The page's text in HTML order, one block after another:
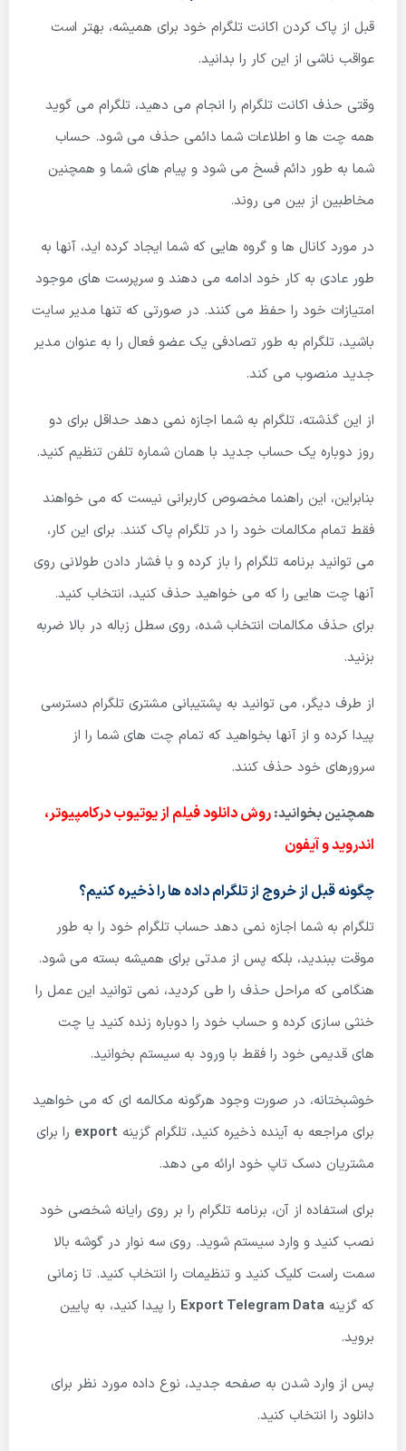
قبل از پاک کردن اکانت تلگرام خود برای همیشه، بهتر است
عواقب ناشی از این کار را بدانید.
وقتی حذف اکانت تلگرام را انجام می دهید، تلگرام می گوید
همه چت ها و اطلاعات شما دائمی حذف می شود. حساب
شما به طور دائم فسخ می شود و پیام های شما و همچنین
مخاطبین از بین می روند.
در مورد کانال ها و گروه هایی که شما ایجاد کرده اید، آنها به
طور عادی به کار خود ادامه می دهند و سرپرست های موجود
امتیازات خود را حفظ می کنند. در صورتی که تنها مدیر سایت
باشید، تلگرام به طور تصادفی یک عضو فعال را به عنوان مدیر
جدید منصوب می کند.
از این گذشته، تلگرام به شما اجازه نمی دهد حداقل برای دو
روز دوباره یک حساب جدید با همان شماره تلفن تنظیم کنید.
بنابراین، این راهنما مخصوص کاربرانی نیست که می خواهند
فقط تمام مکالمات خود را در تلگرام پاک کنند. برای این کار،
می توانید برنامه تلگرام را باز کرده و با فشار دادن طولانی روی
آنها چت هایی را که می خواهید حذف کنید، انتخاب کنید.
برای حذف مکالمات انتخاب شده، روی سطل زباله در بالا ضربه
بزنید.
از طرف دیگر، می توانید به پشتیبانی مشتری تلگرام دسترسی
پیدا کرده و از آنها بخواهید که تمام چت های شما را از
سرورهای خود حذف کنند.
همچنین بخوانید:روش دانلود فیلم از یوتیوب درکامپیوتر،
اندروید و آیفون
چگونه قبل از خروج از تلگرام داده ها را ذخیره کنیم؟
تلگرام به شما اجازه نمی دهد حساب تلگرام خود را به طور
موقت ببندید، بلکه پس از مدتی برای همیشه بسته می شود.
هنگامی که مراحل حذف را طی کردید، نمی توانید این عمل را
خنثی سازی کرده و حساب خود را دوباره زنده کنید یا چت
های قدیمی خود را فقط با ورود به سیستم بخوانید.
خوشبختانه، در صورت وجود هرگونه مکالمه ای که می خواهید
برای مراجعه به آینده ذخیره کنید، تلگرام گزینه export را برای
مشتریان دسک تاپ خود ارائه می دهد.
برای استفاده از آن، برنامه تلگرام را بر روی رایانه شخصی خود
نصب کنید و وارد سیستم شوید. روی سه نوار در گوشه بالا
سمت راست کلیک کنید و تنظیمات را انتخاب کنید. تا زمانی
که گزینه Export Telegram Data را پیدا کنید، به پایین
بروید.
پس از وارد شدن به صفحه جدید، نوع داده مورد نظر برای
دانلود را انتخاب کنید.